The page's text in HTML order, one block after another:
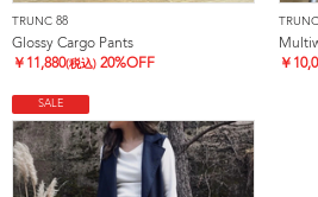
TRUNC 88
Glossy Cargo Pants
￥ 11,880(税込) 20%OFF
￥
SALE